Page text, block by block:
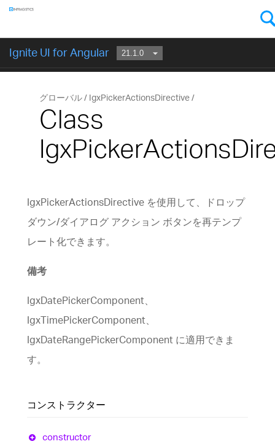
Ignite UI for Angular はじめに
グローバル IgxPickerActionsDirective
Class
IgxPickerActionsDirective を使用して、ドロップ
ダウン/ダイアログ アクション ボタンを再テンプ
レート化できます。
備考
IgxDatePickerComponent、
IgxTimePickerComponent、
IgxDateRangePickerComponent に適用できま
す。
コンストラクター
constructor